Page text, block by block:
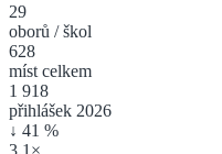
29
oborů / škol
628
míst celkem
1 918
přihlášek 2026
↓ 41 %
3.1 ×